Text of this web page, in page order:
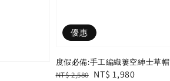
優惠
度假必備:手工編織簍空紳士草帽
Regular
NT$ 2,580 Sale
NT$ 1,980